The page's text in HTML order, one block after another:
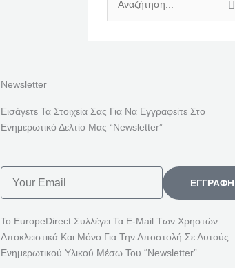
Η
Ι
Α
Newsletter
Εισάγετε Τα Στοιχεία Σας Για Να Εγγραφείτε Στο
Ενημερωτικό Δελτίο Μας “Newsletter”
ΕΓΓΡΑΦΉ
Το EuropeDirect Συλλέγει Τα E-Mail Των Χρηστών
Αποκλειστικά Και Μόνο Για Την Αποστολή Σε Αυτούς
Ενημερωτικού Υλικού Μέσω Του “Newsletter”.